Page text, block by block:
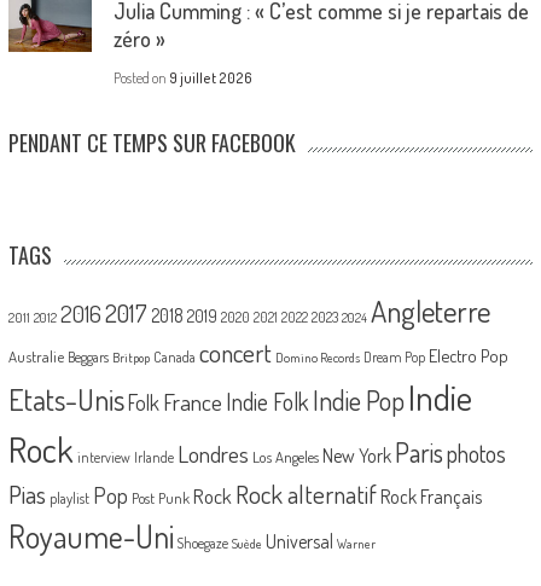
Julia Cumming : « C’est comme si je repartais de
zéro »
Posted on 9 juillet 2026
PENDANT CE TEMPS SUR FACEBOOK
TAGS
2011 2012 20162017 2018 2019 2020 2021 2022 2023 2024 Angleterre
Australie Beggars Britpop Canada concert Domino Records Dream Pop Electro Pop
Etats-UnisFolk France Indie FolkIndie PopIndie
Rock interview Irlande Londres Los Angeles New York Parisphotos
Pias playlist Pop Post Punk Rock Rock alternatif Rock Français
Royaume-Uni Shoegaze Suède Universal Warner